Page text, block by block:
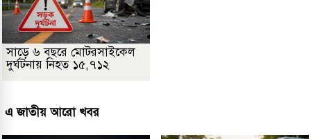
সাড়ে ৬ বছরে মোটরসাইকেল
দুর্ঘটনায় নিহত ১৫,৭১২
এ জাতীয় আরো খবর